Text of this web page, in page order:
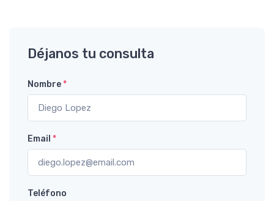
Déjanos tu consulta
Nombre*
Email *
Teléfono